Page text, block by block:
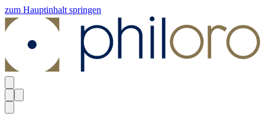
zum Hauptinhalt springen